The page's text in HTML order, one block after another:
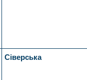
Сіверська